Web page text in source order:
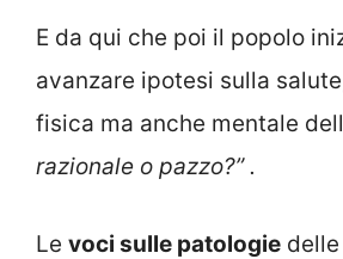
E da qui che poi il popolo
avanzare ipotesi sulla
fisica ma anche mentale
razionale o pazzo?” .
Le voci sulle patologie